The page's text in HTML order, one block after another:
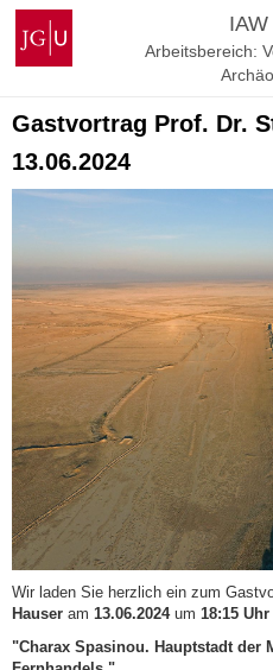
Zum
Inhalt
springen
Johannes
Gutenberg-
Universität
Arbeitsbereich:
Gastvortrag Prof. Dr.
13.06.2024
Wir laden Sie herzlich ein zum
Hauser am 13.06.2024um 18:15 Uhr
"Charax Spasinou. Hauptstadt der